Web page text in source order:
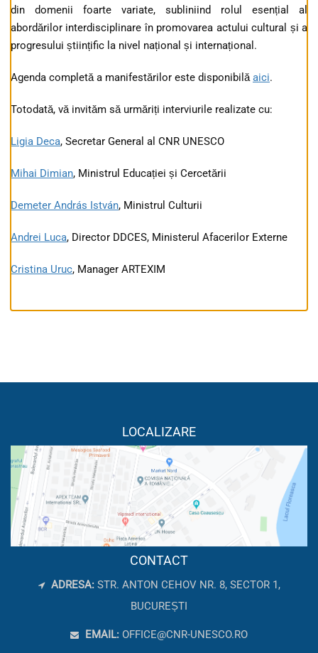
din domenii foarte variate, subliniind rolul esențial al
abordărilor interdisciplinare în promovarea actului cultural și a
progresului științific la nivel național și internațional.
Agenda completă a manifestărilor este disponibilăaici.
Totodată, vă invităm să urmăriți interviurile realizate cu:
Ligia Deca, Secretar General al CNR UNESCO
Mihai Dimian, Ministrul Educației și Cercetării
Demeter András István, Ministrul Culturii
Andrei Luca, Director DDCES, Ministerul Afacerilor Externe
Cristina Uruc, Manager ARTEXIM
LOCALIZARE
CONTACT
ADRESA: STR. ANTON CEHOV NR. 8, SECTOR 1,
BUCUREȘTI
EMAIL: OFFICE@CNR-UNESCO.RO